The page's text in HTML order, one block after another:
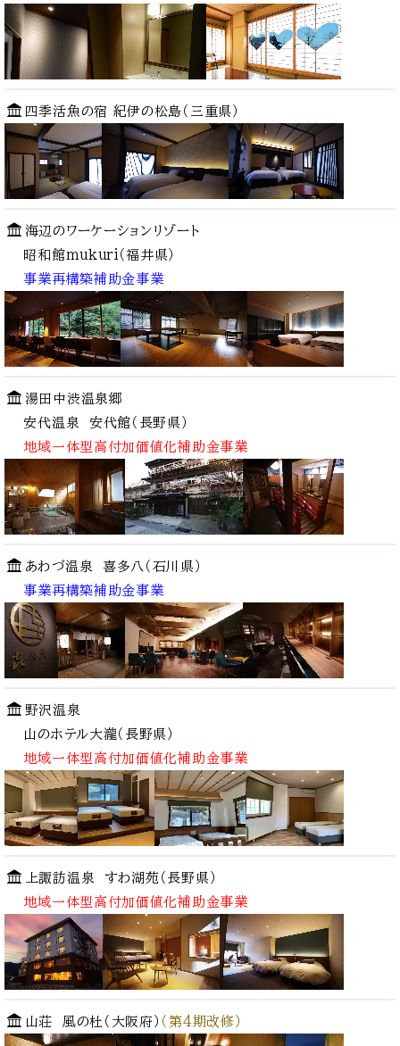
四季活魚の宿 紀伊の松島（三重県）
海辺のワーケーションリゾート
昭和館mukuri（福井県）
事業再構築補助金事業
湯田中渋温泉郷
安代温泉 安代館（長野県）
地域一体型高付加価値化補助金事業
あわづ温泉 喜多八（石川県）
事業再構築補助金事業
野沢温泉
山のホテル大瀧（長野県）
地域一体型 高付加価値化補助金事業
上諏訪温泉 すわ湖苑（長野県）
地域一体型 高付加価値化補助金事業
山荘 風の杜（大阪府） （第4期改修）